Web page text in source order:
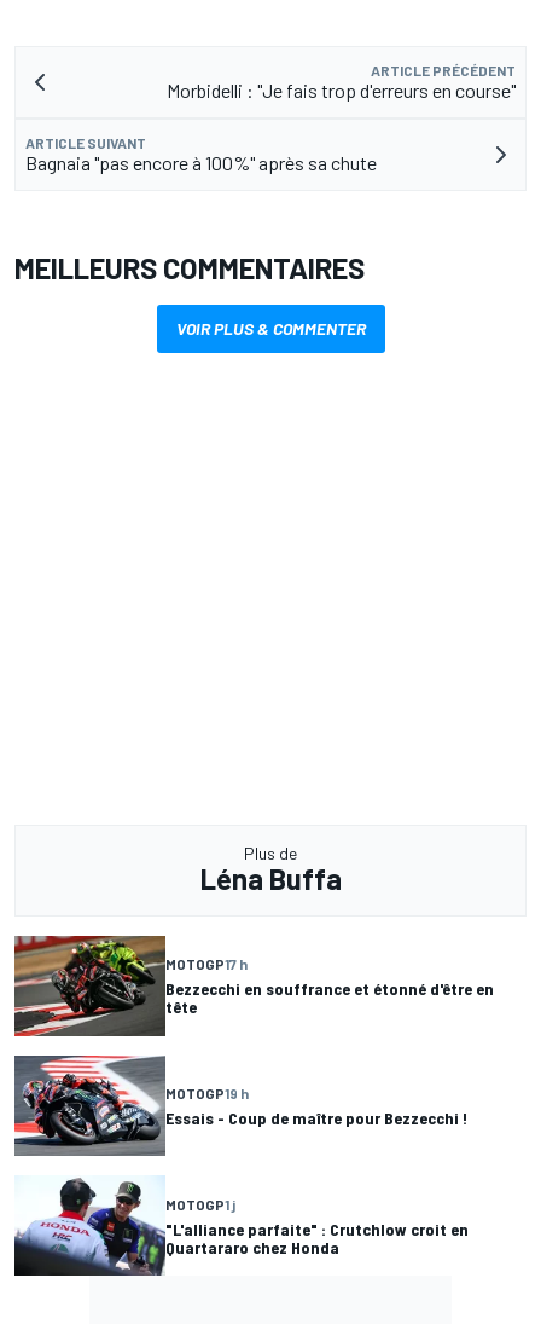
ARTICLE PRÉCÉDENT
Morbidelli : "Je fais trop d'erreurs en course"
ARTICLE SUIVANT
Bagnaia "pas encore à 100%" après sa chute
MEILLEURS COMMENTAIRES
VOIR PLUS & COMMENTER
Plus de
Léna Buffa
MOTOGP17 h
Bezzecchi en souffrance et étonné d'être en
tête
MOTOGP19 h
Essais - Coup de maître pour Bezzecchi !
MOTOGP1 j
"L'alliance parfaite" : Crutchlow croit en
Quartararo chez Honda